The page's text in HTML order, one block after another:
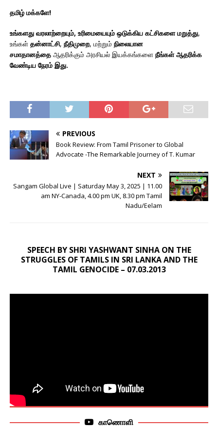
தமிழ் மக்களே!
உங்களது வரலாற்றையும், உரிமையையும் ஒடுக்கிய கட்சிகளை மறுத்து,
உங்கள் தன்னாட்சி, நீதிமுறை, மற்றும் நிலையான
சமாதானத்தை ஆதரிக்கும் அரசியல் இயக்கங்களை நீங்கள் ஆதரிக்க
வேண்டிய நேரம் இது.
PREVIOUS
Book Review: From Tamil Prisoner to Global
Advocate -The Remarkable Journey of T. Kumar
NEXT
Sangam Global Live | Saturday May 3, 2025 | 11.00
am NY-Canada, 4.00 pm UK, 8.30 pm Tamil
Nadu/Eelam
SPEECH BY SHRI YASHWANT SINHA ON THE
STRUGGLES OF TAMILS IN SRI LANKA AND THE
TAMIL GENOCIDE – 07.03.2013
காணொளி